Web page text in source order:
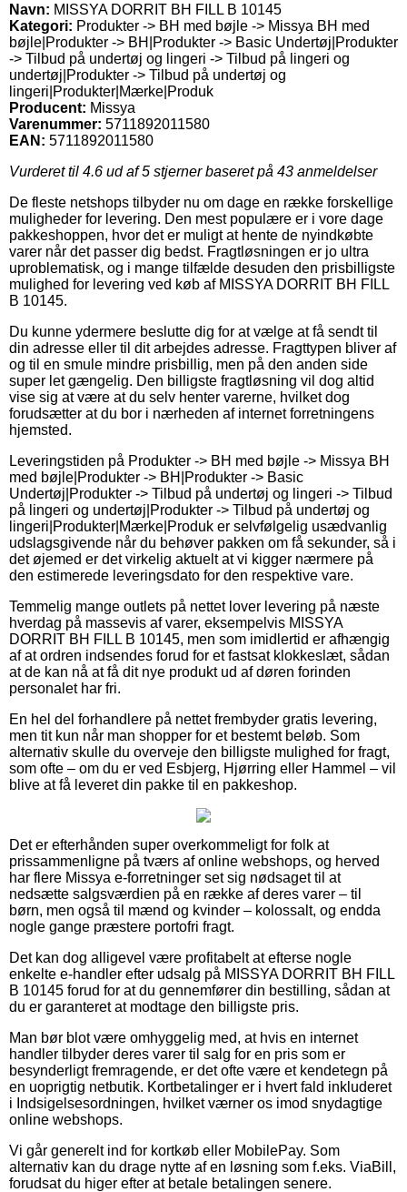
Navn: MISSYA DORRIT BH FILL B 10145
Kategori: Produkter -> BH med bøjle -> Missya BH med
bøjle|Produkter -> BH|Produkter -> Basic Undertøj|Produkter
-> Tilbud på undertøj og lingeri -> Tilbud på lingeri og
undertøj|Produkter -> Tilbud på undertøj og
lingeri|Produkter|Mærke|Produk
Producent: Missya
Varenummer: 5711892011580
EAN: 5711892011580
Vurderet til 4.6 ud af 5 stjerner baseret på 43 anmeldelser
De fleste netshops tilbyder nu om dage en række forskellige
muligheder for levering. Den mest populære er i vore dage
pakkeshoppen, hvor det er muligt at hente de nyindkøbte
varer når det passer dig bedst. Fragtløsningen er jo ultra
uproblematisk, og i mange tilfælde desuden den prisbilligste
mulighed for levering ved køb af MISSYA DORRIT BH FILL
B 10145.
Du kunne ydermere beslutte dig for at vælge at få sendt til
din adresse eller til dit arbejdes adresse. Fragttypen bliver af
og til en smule mindre prisbillig, men på den anden side
super let gængelig. Den billigste fragtløsning vil dog altid
vise sig at være at du selv henter varerne, hvilket dog
forudsætter at du bor i nærheden af internet forretningens
hjemsted.
Leveringstiden på Produkter -> BH med bøjle -> Missya BH
med bøjle|Produkter -> BH|Produkter -> Basic
Undertøj|Produkter -> Tilbud på undertøj og lingeri -> Tilbud
på lingeri og undertøj|Produkter -> Tilbud på undertøj og
lingeri|Produkter|Mærke|Produk er selvfølgelig usædvanlig
udslagsgivende når du behøver pakken om få sekunder, så i
det øjemed er det virkelig aktuelt at vi kigger nærmere på
den estimerede leveringsdato for den respektive vare.
Temmelig mange outlets på nettet lover levering på næste
hverdag på massevis af varer, eksempelvis MISSYA
DORRIT BH FILL B 10145, men som imidlertid er afhængig
af at ordren indsendes forud for et fastsat klokkeslæt, sådan
at de kan nå at få dit nye produkt ud af døren forinden
personalet har fri.
En hel del forhandlere på nettet frembyder gratis levering,
men tit kun når man shopper for et bestemt beløb. Som
alternativ skulle du overveje den billigste mulighed for fragt,
som ofte – om du er ved Esbjerg, Hjørring eller Hammel – vil
blive at få leveret din pakke til en pakkeshop.
Det er efterhånden super overkommeligt for folk at
prissammenligne på tværs af online webshops, og herved
har flere Missya e-forretninger set sig nødsaget til at
nedsætte salgsværdien på en række af deres varer – til
børn, men også til mænd og kvinder – kolossalt, og endda
nogle gange præstere portofri fragt.
Det kan dog alligevel være profitabelt at efterse nogle
enkelte e-handler efter udsalg på MISSYA DORRIT BH FILL
B 10145 forud for at du gennemfører din bestilling, sådan at
du er garanteret at modtage den billigste pris.
Man bør blot være omhyggelig med, at hvis en internet
handler tilbyder deres varer til salg for en pris som er
besynderligt fremragende, er det ofte være et kendetegn på
en uoprigtig netbutik. Kortbetalinger er i hvert fald inkluderet
i Indsigelsesordningen, hvilket værner os imod snydagtige
online webshops.
Vi går generelt ind for kortkøb eller MobilePay. Som
alternativ kan du drage nytte af en løsning som f.eks. ViaBill,
forudsat du higer efter at betale betalingen senere.